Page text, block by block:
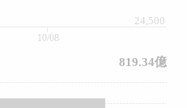
24,500
10/08
819.34億